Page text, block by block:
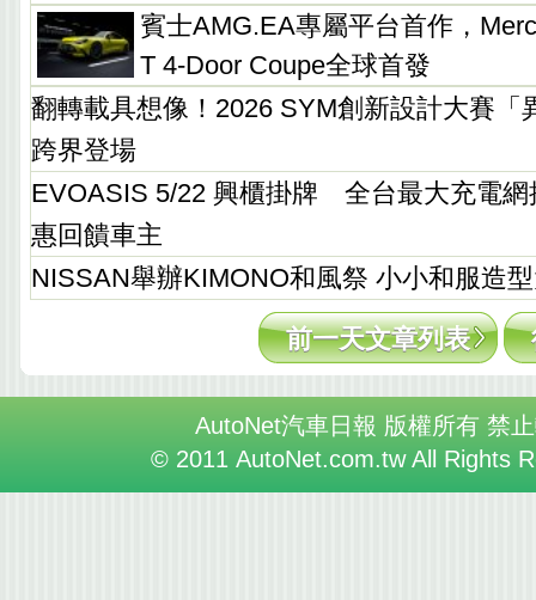
賓士AMG.EA專屬平台首作，
T 4-Door Coupe全球首發
翻轉載具想像！2026 SYM創新設計大賽「
跨界登場
EVOASIS 5/22 興櫃掛牌 全台最大充電網
惠回饋車主
NISSAN舉辦KIMONO和風祭 小小和服造
前一天文章列表
AutoNet汽車日報 版權所有 禁
© 2011 AutoNet.com.tw All Rights